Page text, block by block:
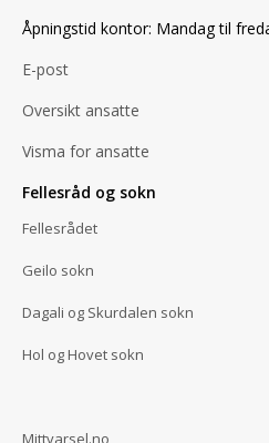
Åpningstid kontor: Mandag til
E-post
Oversikt ansatte
Visma for ansatte
Fellesråd og sokn
Fellesrådet
Geilo sokn
Dagali og Skurdalen sokn
Hol og Hovet sokn
Mittvarsel.no